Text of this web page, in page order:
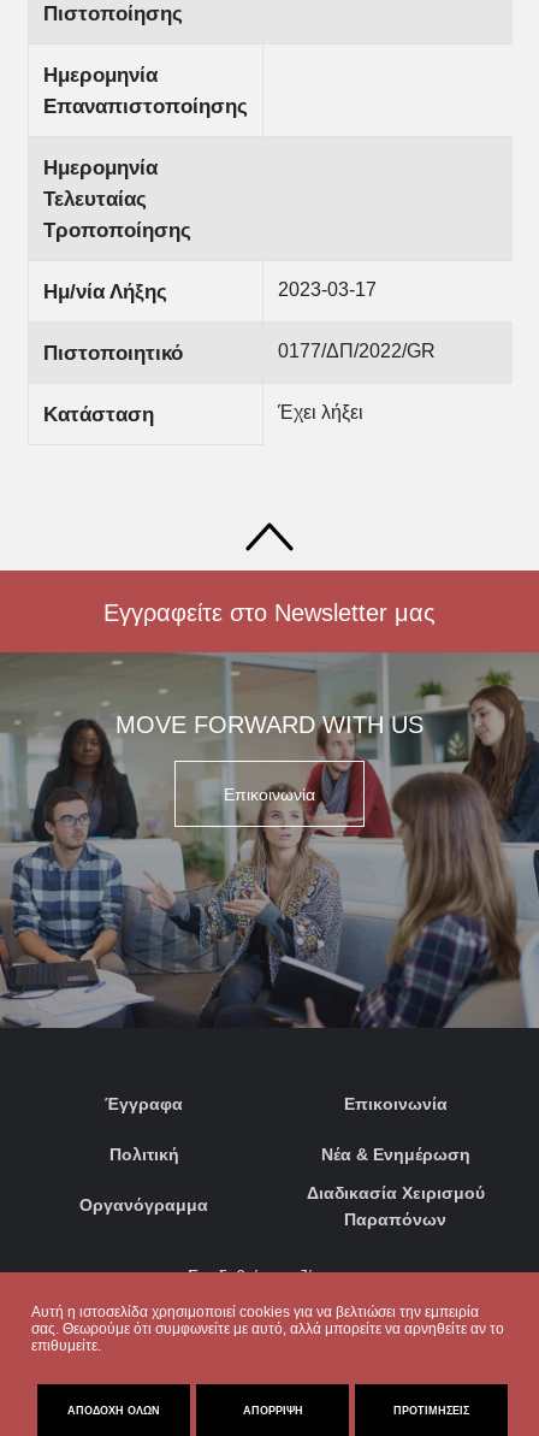
Αυτή η ιστοσελίδα χρησιμοποιεί cookies για να βελτιώσει την εμπειρία
σας. Θεωρούμε ότι συμφωνείτε με αυτό, αλλά μπορείτε να αρνηθείτε αν το
επιθυμείτε.
ΑΠΟΔΟΧΉ ΌΛΩΝ ΑΠΌΡΡΙΨΗ ΠΡΟΤΙΜΉΣΕΙΣ
Πιστοποίησης
Ημερομηνία
Επαναπιστοποίησης
Ημερομηνία
Τελευταίας
Τροποποίησης
Ημ/νία Λήξης 2023-03-17
Πιστοποιητικό 0177/ΔΠ/2022/GR
Κατάσταση Έχει λήξει
Εγγραφείτε στο Newsletter μας
MOVE FORWARD WITH US
Επικοινωνία
Έγγραφα
Πολιτική
Οργανόγραμμα
Επικοινωνία
Νέα & Ενημέρωση
Διαδικασία Χειρισμού
Παραπόνων
Συνδεθείτε μαζί μας: